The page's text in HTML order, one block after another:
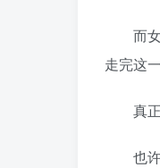
而女
走完这一
真正
也许